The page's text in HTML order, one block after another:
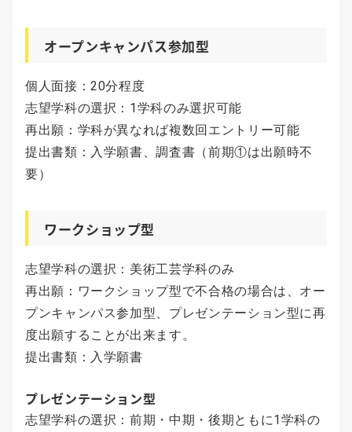
オープンキャンパス参加型
個人面接：20分程度
志望学科の選択：1学科のみ選択可能
再出願：学科が異なれば複数回エントリー可能
提出書類：入学願書、調査書（前期①は出願時不
要）
ワークショップ型
志望学科の選択：美術工芸学科のみ
再出願：ワークショップ型で不合格の場合は、オー
プンキャンパス参加型、プレゼンテーション型に再
度出願することが出来ます。
提出書類：入学願書
プレゼンテーション型
志望学科の選択：前期・中期・後期ともに1学科の